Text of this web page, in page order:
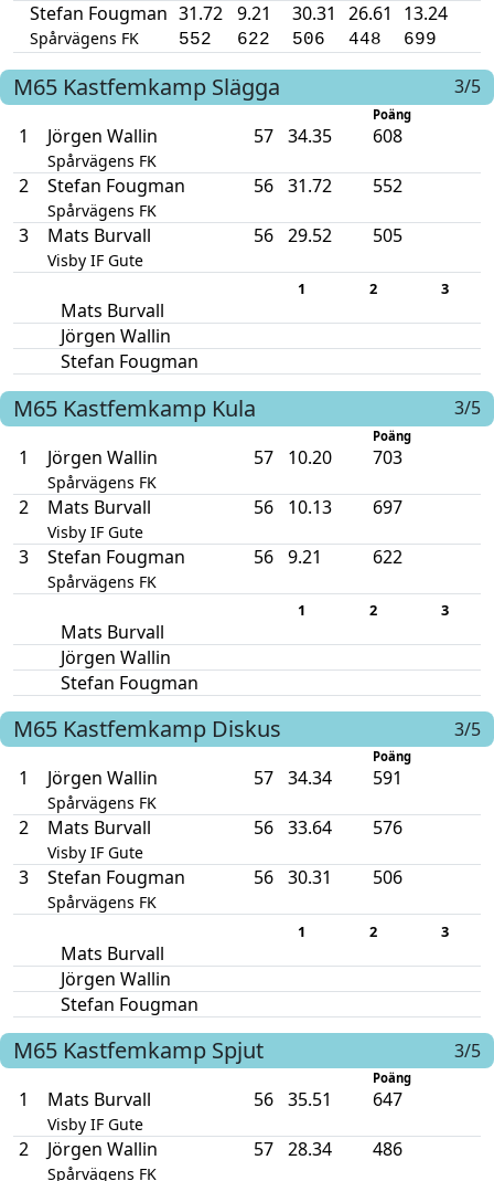
Stefan Fougman
Spårvägens FK
31.72
552
9.21
622
30.31
506
26.61
448
13.24
699
M65 Kastfemkamp Slägga 3/5
Poäng
1 Jörgen Wallin
Spårvägens FK
57 34.35 608
2 Stefan Fougman
Spårvägens FK
56 31.72 552
3 Mats Burvall
Visby IF Gute
56 29.52 505
1 2 3
Mats Burvall
Jörgen Wallin
Stefan Fougman
M65 Kastfemkamp Kula 3/5
Poäng
1 Jörgen Wallin
Spårvägens FK
57 10.20 703
2 Mats Burvall
Visby IF Gute
56 10.13 697
3 Stefan Fougman
Spårvägens FK
56 9.21 622
1 2 3
Mats Burvall
Jörgen Wallin
Stefan Fougman
M65 Kastfemkamp Diskus 3/5
Poäng
1 Jörgen Wallin
Spårvägens FK
57 34.34 591
2 Mats Burvall
Visby IF Gute
56 33.64 576
3 Stefan Fougman
Spårvägens FK
56 30.31 506
1 2 3
Mats Burvall
Jörgen Wallin
Stefan Fougman
M65 Kastfemkamp Spjut 3/5
Poäng
1 Mats Burvall
Visby IF Gute
56 35.51 647
2 Jörgen Wallin
Spårvägens FK
57 28.34 486